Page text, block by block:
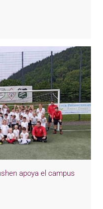
apoya el campus